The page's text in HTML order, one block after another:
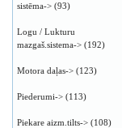
sistēma-> (93)
Logu / Lukturu
mazgaš.sistema-> (192)
Motora daļas-> (123)
Piederumi-> (113)
Piekare aizm.tilts-> (108)